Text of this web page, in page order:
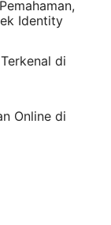
Identity
di
Online di